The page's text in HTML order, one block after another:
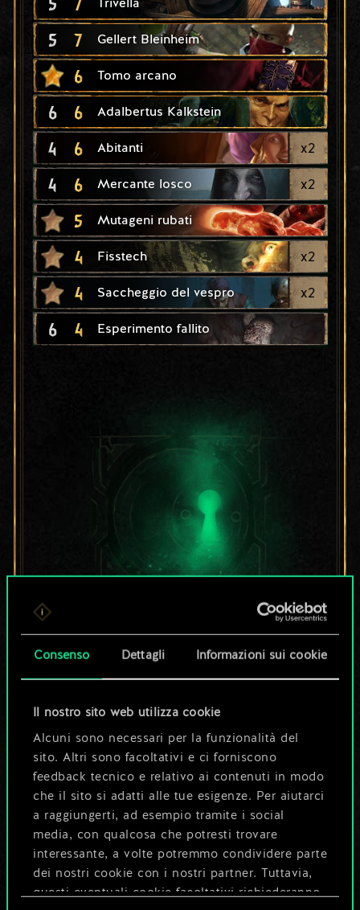
Consenso Dettagli Informazioni sui cookie
Il nostro sito web utilizza cookie
Alcuni sono necessari per la funzionalità del
sito. Altri sono facoltativi e ci forniscono
feedback tecnico e relativo ai contenuti in modo
che il sito si adatti alle tue esigenze. Per aiutarci
a raggiungerti, ad esempio tramite i social
media, con qualcosa che potresti trovare
interessante, a volte potremmo condividere parte
dei nostri cookie con i nostri partner. Tuttavia,
questi eventuali cookie facoltativi richiederanno
5 7 Trivella
5 7 Gellert Bleinheim
6 Tomo arcano
6 6 Adalbertus Kalkstein
4 6 Abitanti x2
4 6 Mercante losco x2
5 Mutageni rubati
4 Fisstech x2
4 Saccheggio del vespro x2
6 4 Esperimento fallito
Per ora, è solo un
set di carte
condiviso.
Ma può diventare
molto altro!
Dai un nome al mazzo e crea una
guida